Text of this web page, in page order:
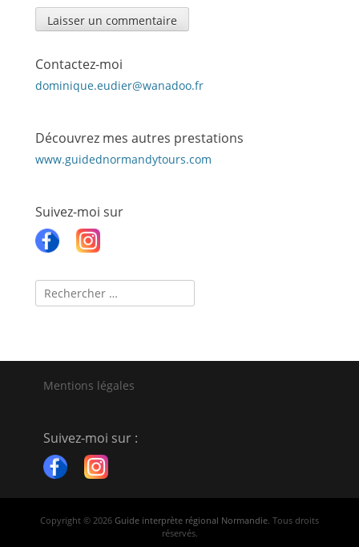
Contactez-moi
dominique.eudier@wanadoo.fr
Découvrez mes autres prestations
www.guidednormandytours.com
Suivez-moi sur
Recherche
pour :
Mentions légales
Suivez-moi sur :
Copyright © 2026 Guide interprète régional Normandie. Tous droits
réservés.